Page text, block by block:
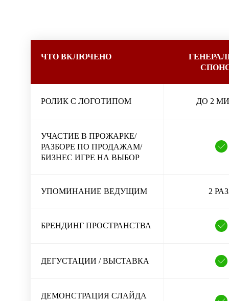
ЧТО ВКЛЮЧЕНО
РОЛИК С ЛОГОТИПОМ ДО 2
УЧАСТИЕ В ПРОЖАРКЕ/
РАЗБОРЕ ПО ПРОДАЖАМ/
БИЗНЕС ИГРЕ НА ВЫБОР
УПОМИНАНИЕ ВЕДУЩИМ 2
БРЕНДИНГ ПРОСТРАНСТВА
ДЕГУСТАЦИИ / ВЫСТАВКА
ДЕМОНСТРАЦИЯ СЛАЙДА